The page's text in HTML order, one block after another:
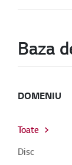
Baza
DOMENIU
Toate
Disc